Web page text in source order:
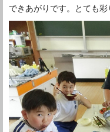
できあがりです。とても彩